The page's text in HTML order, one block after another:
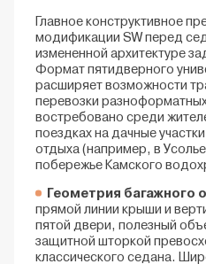
Главное конструктивное
модификации SW перед
измененной архитектуре
Формат пятидверного
расширяет возможности
перевозки
востребовано среди
поездках на дачные
отдыха (например, в
побережье Камского
Геометрия багажного
прямой линии крыши и
пятой двери, полезный
защитной шторкой
классического седана.